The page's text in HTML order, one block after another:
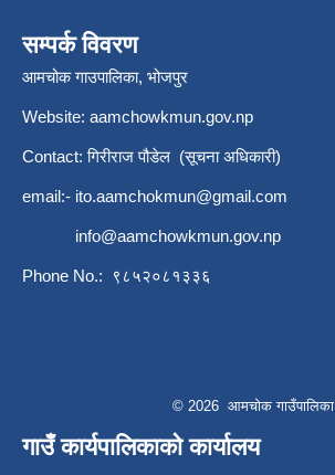
सम्पर्क विवरण
आमचोक गाउपालिका, भोजपुर
Website: aamchowkmun.gov.np
Contact: गिरीराज पौडेल (सूचना अधिकारी)
email:- ito.aamchokmun@gmail.com
info@aamchowkmun.gov.np
Phone No.: ९८५२०८१३३६
© 2026 आमचोक गाउँपालिका
गाउँ कार्यपालिकाको कार्यालय